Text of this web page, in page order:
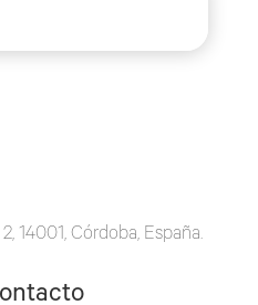
14001, Córdoba, España.